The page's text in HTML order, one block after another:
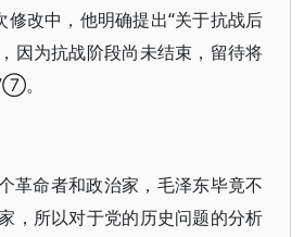
修改中，他明确提出“关于抗战后
因为抗战阶段尚未结束，留待将
。
革命者和政治家，毛泽东毕竟不
，所以对于党的历史问题的分析